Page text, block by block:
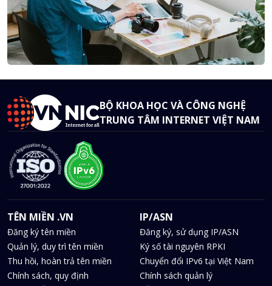
BỘ KHOA HỌC VÀ CÔNG NGHỆ
TRUNG TÂM INTERNET VIỆT NAM
TÊN MIỀN .VN
Đăng ký tên miền
Quản lý, duy trì tên miền
Thu hồi, hoàn trả tên miền
Chính sách, quy định
IP/ASN
Đăng ký, sử dụng IP/ASN
Ký số tài nguyên RPKI
Chuyển đổi IPv6 tại Việt Nam
Chính sách quản lý